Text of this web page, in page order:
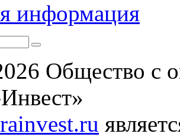
информация
Общество с